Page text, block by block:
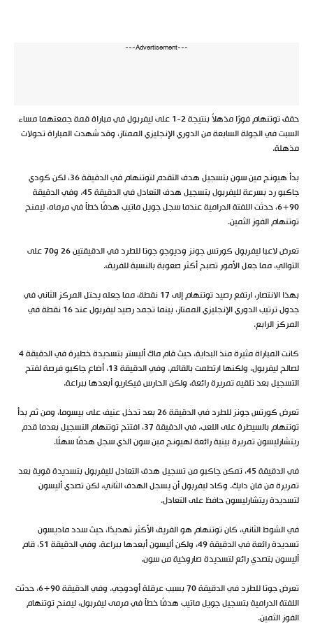
---Advertisement---
حقق توتنهام فوزًا مذهلاً بنتيجة 2-1 على ليفربول في مباراة قمة جمعتهما مساء
السبت في الجولة السابعة من الدوري الإنجليزي الممتاز، وقد شهدت المباراة تحولات
مذهلة.
بدأ هيونج مين سون بتسجيل هدف التقدم لتوتنهام في الدقيقة 36، لكن كودي
جاكبو رد بسرعة لليفربول بتسجيل هدف التعادل في الدقيقة 45. وفي الدقيقة
90+6، حدثت اللفتة الدرامية عندما سجل جويل ماتيب هدفًا خطأ في مرماه، ليمنح
توتنهام الفوز الثمين.
تعرض لاعبا ليفربول كورتس جونز وديوجو جوتا للطرد في الدقيقتين 26 و70 على
التوالي، مما جعل الأمور تصبح أكثر صعوبة بالنسبة للفريق.
بهذا الانتصار، ارتفع رصيد توتنهام إلى 17 نقطة، مما جعله يحتل المركز الثاني في
جدول ترتيب الدوري الإنجليزي الممتاز، بينما تجمد رصيد ليفربول عند 16 نقطة في
المركز الرابع.
كانت المباراة مثيرة منذ البداية، حيث قام ماك أليستر بتسديدة خطيرة في الدقيقة 4
لصالح ليفربول، ولكنها ارتطمت بالقائم. وفي الدقيقة 13، أضاع جاكبو فرصة لفتح
التسجيل بعد تلقيه تمريرة رائعة، ولكن الحارس فيكاريو أبعدها ببراعة.
تعرض كورتس جونز للطرد في الدقيقة 26 بعد تدخل عنيف على بيسوما، ومن ثم بدأ
توتنهام بالسيطرة على اللعب. في الدقيقة 37، افتتح توتنهام التسجيل بعدما قدم
ريتشارليسون تمريرة بينية رائعة لهيونج مين سون الذي سجل هدفًا سهلًا.
في الدقيقة 45، تمكن جاكبو من تسجيل هدف التعادل لليفربول بتسديدة قوية بعد
تمريرة من فان دايك. وكاد ليفربول أن يسجل الهدف الثاني، لكن تصدي أليسون
لتسديدة ريتشارليسون حافظ على التعادل.
في الشوط الثاني، كان توتنهام هو الفريق الأكثر تهديدًا، حيث سدد ماديسون
تسديدة رائعة في الدقيقة 49، ولكن أليسون أبعدها ببراعة. وفي الدقيقة 51، قام
أليسون بتصدي رائع لتسديدة صاروخية من سون.
تعرض جوتا للطرد في الدقيقة 70 بسبب عرقلة أودوجي. وفي الدقيقة 90+6، حدثت
اللفتة الدرامية بتسجيل جويل ماتيب هدفًا خطأ في مرمى ليفربول، ليمنح توتنهام
الفوز الثمين.